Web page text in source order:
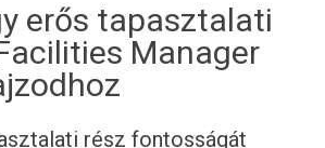
erős tapasztalati
Manager
rész fontosságát